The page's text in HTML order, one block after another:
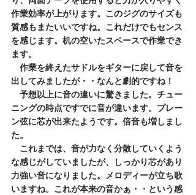
作業効率が上がります。このジグのサイズも
質感もまたいいですね。これだけでもセンス
を感じます。机の空いたスペースで作業でき
ます。
作業を終えたサドルをギターに戻して音を
出してみましたが・・なんと劇的ですね！
予想以上に音の違いに驚きました。チュー
ニングの時点ですでに音が違います。プレー
ン弦に芯が出来たようです。倍音も増しまし
た。
これまでは、音が力なく分散していくよう
な感じがしていましたが、しっかり芯があり
力強い音になりました。メロディーが立ち歌
いますね。これが本来の音かぁ・・という感